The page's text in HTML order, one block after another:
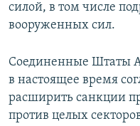
силой, в том числе
вооруженных сил.
Соединенные Штаты
в настоящее время
расширить санкции
против целых